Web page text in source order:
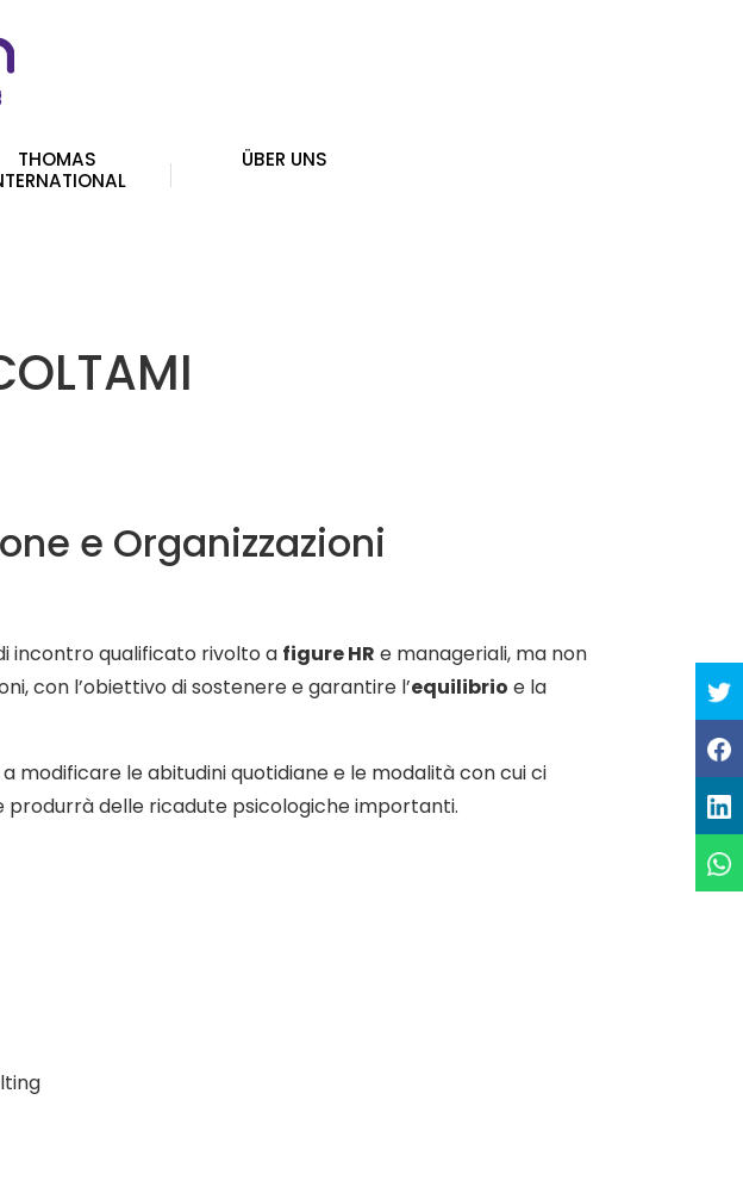
THOMAS
ÜBER UNS
e Organizzazioni
incontro qualificato rivolto a figure HR e manageriali, ma non
con l’obiettivo di sostenere e garantire l’equilibrio e la
modificare le abitudini quotidiane e le modalità con cui ci
produrrà delle ricadute psicologiche importanti.